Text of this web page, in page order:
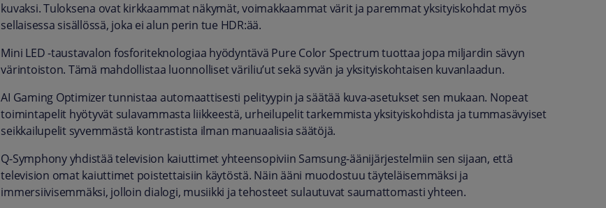
kuvaksi. Tuloksena ovat kirkkaammat näkymät, voimakkaammat värit ja paremmat yksityiskohdat myös
sellaisessa sisällössä, joka ei alun perin tue HDR:ää.
Mini LED -taustavalon fosforiteknologiaa hyödyntävä Pure Color Spectrum tuottaa jopa miljardin sävyn
värintoiston. Tämä mahdollistaa luonnolliset väriliu’ut sekä syvän ja yksityiskohtaisen kuvanlaadun.
AI Gaming Optimizer tunnistaa automaattisesti pelityypin ja säätää kuva-asetukset sen mukaan. Nopeat
toimintapelit hyötyvät sulavammasta liikkeestä, urheilupelit tarkemmista yksityiskohdista ja tummasävyiset
seikkailupelit syvemmästä kontrastista ilman manuaalisia säätöjä.
Q-Symphony yhdistää television kaiuttimet yhteensopiviin Samsung-äänijärjestelmiin sen sijaan, että
television omat kaiuttimet poistettaisiin käytöstä. Näin ääni muodostuu täyteläisemmäksi ja
immersiivisemmäksi, jolloin dialogi, musiikki ja tehosteet sulautuvat saumattomasti yhteen.